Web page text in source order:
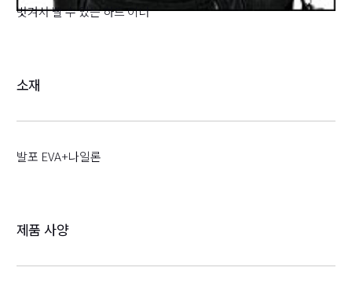
벗겨서 빨 수 있는 하드 이너
소재
발포 EVA+나일론
제품 사양